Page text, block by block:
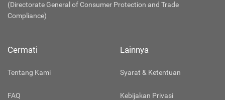
(Directorate General of Consumer Protection and Trade
Compliance)
Cermati
Tentang Kami
FAQ
Lainnya
Syarat & Ketentuan
Kebijakan Privasi